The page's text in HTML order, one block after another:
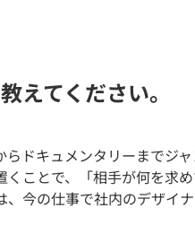
えてください。
ドキュメンタリーまでジ
ことで、「相手が何を求
今の仕事で社内のデザイ